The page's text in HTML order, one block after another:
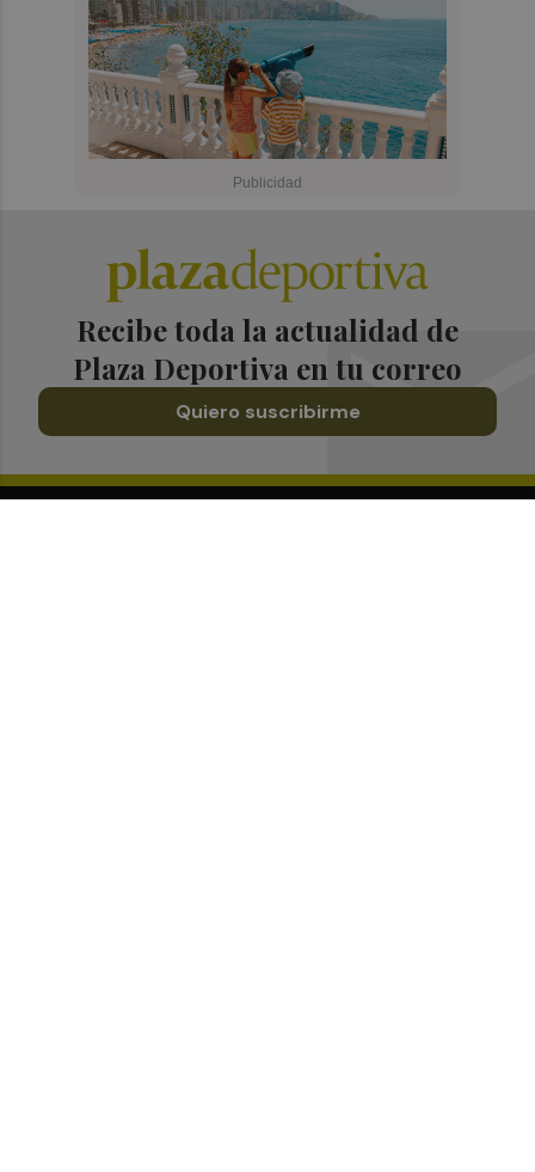
Recibe toda la actualidad de
Plaza Deportiva en tu correo
Quiero suscribirme